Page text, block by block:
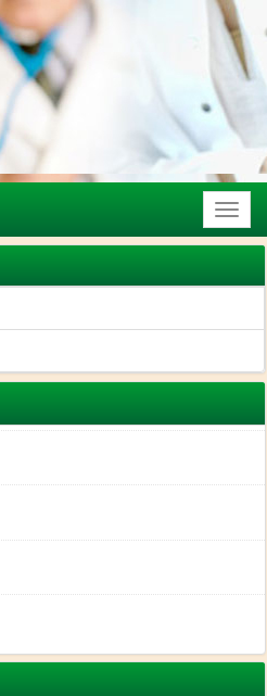
Menu